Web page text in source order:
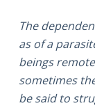
The
as of a
beings
sometimes
be said to